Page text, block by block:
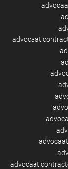
advocaat
advocaat